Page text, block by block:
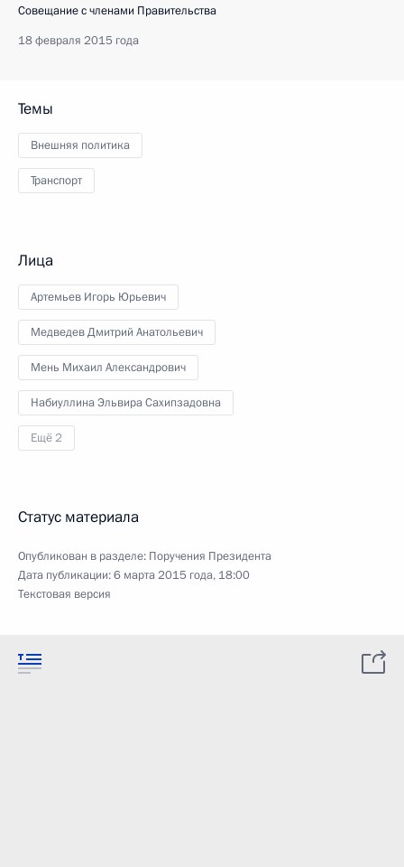
Совещание с членами Правительства
18 февраля 2015 года
Темы
Внешняя политика
Транспорт
Лица
Артемьев Игорь Юрьевич
Медведев Дмитрий Анатольевич
Мень Михаил Александрович
Набиуллина Эльвира Сахипзадовна
Ещё 2
Статус материала
Опубликован в разделе: Поручения Президента
Дата публикации:6 марта 2015 года, 18:00
Текстовая версия